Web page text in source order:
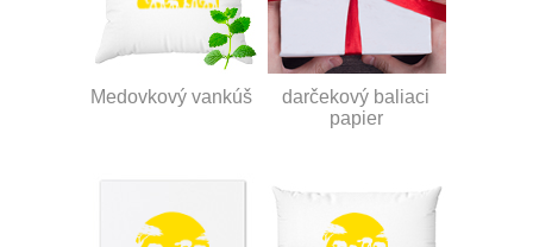
Medovkový vankúš
darčekový baliaci
papier